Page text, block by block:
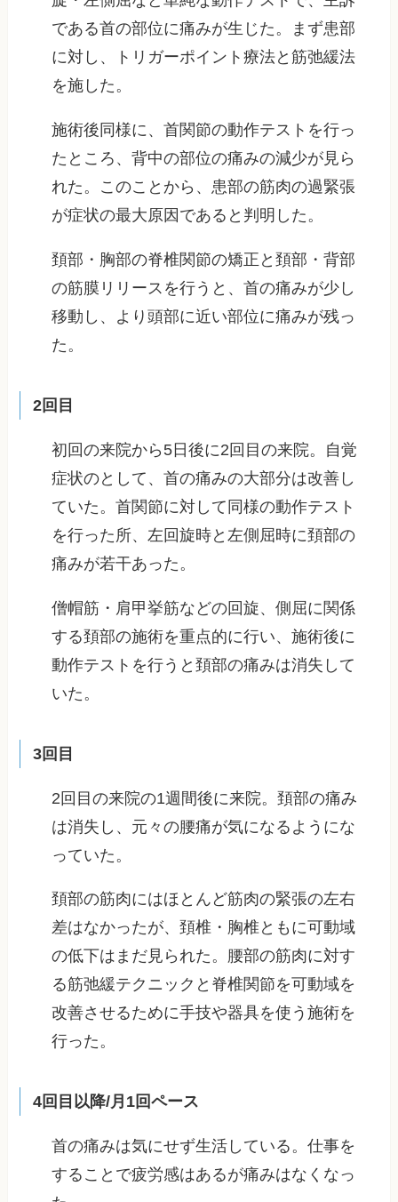
である首の部位に痛みが生じた。まず患部
に対し、トリガーポイント療法と筋弛緩法
を施した。
施術後同様に、首関節の動作テストを行っ
たところ、背中の部位の痛みの減少が見ら
れた。このことから、患部の筋肉の過緊張
が症状の最大原因であると判明した。
頚部・胸部の脊椎関節の矯正と頚部・背部
の筋膜リリースを行うと、首の痛みが少し
移動し、より頭部に近い部位に痛みが残っ
た。
2回目
初回の来院から5日後に2回目の来院。自覚
症状のとして、首の痛みの大部分は改善し
ていた。首関節に対して同様の動作テスト
を行った所、左回旋時と左側屈時に頚部の
痛みが若干あった。
僧帽筋・肩甲挙筋などの回旋、側屈に関係
する頚部の施術を重点的に行い、施術後に
動作テストを行うと頚部の痛みは消失して
いた。
3回目
2回目の来院の1週間後に来院。頚部の痛み
は消失し、元々の腰痛が気になるようにな
っていた。
頚部の筋肉にはほとんど筋肉の緊張の左右
差はなかったが、頚椎・胸椎ともに可動域
の低下はまだ見られた。腰部の筋肉に対す
る筋弛緩テクニックと脊椎関節を可動域を
改善させるために手技や器具を使う施術を
行った。
4回目以降/月1回ペース
首の痛みは気にせず生活している。仕事を
することで疲労感はあるが痛みはなくなっ